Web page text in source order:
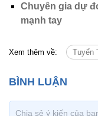
Chuyên gia dự
mạnh tay
Xem thêm về: Tuyển